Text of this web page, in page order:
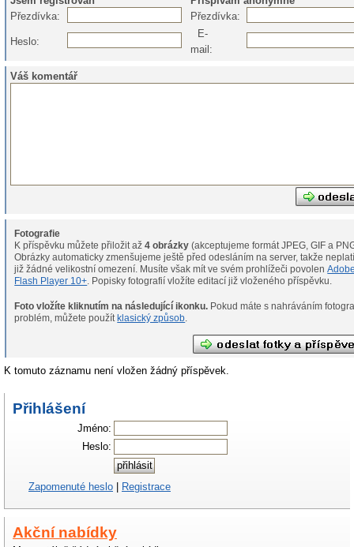
Přezdívka:
Přezdívka:
Heslo:
E-
mail:
Váš komentář
Fotografie
K příspěvku můžete přiložit až4 obrázky (akceptujeme formát JPEG, GIF a
Obrázky automaticky zmenšujeme ještě před odesláním na server, takže
již žádné velikostní omezení. Musíte však mít ve svém prohlížeči povolen
Flash Player 10+ . Popisky fotografií vložíte editací již vloženého příspěvku.
Foto vložíte kliknutím na následující ikonku.
problém, můžete použít klasický způsob.
K tomuto záznamu není vložen žádný příspěvek.
Přihlášení
Jméno:
Heslo:
Zapomenuté heslo | Registrace
Akční nabídky